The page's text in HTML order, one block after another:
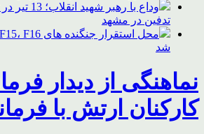
وداع با
تدفین در مشهد
شد
نماهنگی از دیدار
کارکنان ارتش با